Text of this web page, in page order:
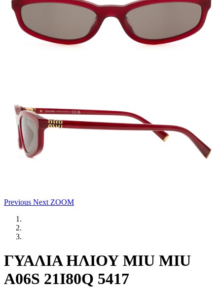
Previous Next ZOOM
ΓΥΑΛΙΑ ΗΛΙΟΥ MIU MIU
A06S 21I80Q 5417